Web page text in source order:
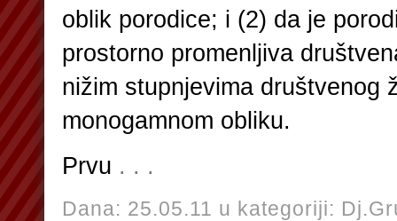
oblik porodice; i (2) da je
prostorno promenljiva
nižim stupnjevima društvenog
monogamnom obliku.
Prvu . . .
Dana: 25.05.11 u kategoriji: